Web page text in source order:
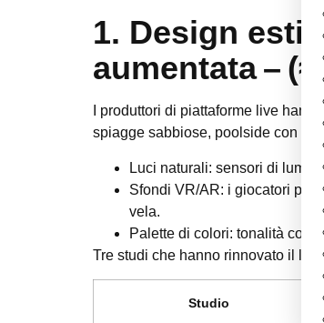
1. Design
aumentata – (≈
I produttori di piattaforme live
spiagge sabbiose, poolside con
Luci naturali: sensori di
Sfondi VR/AR: i giocatori
vela.
Palette di colori: tonalità
Tre studi che hanno rinnovato il
Studio